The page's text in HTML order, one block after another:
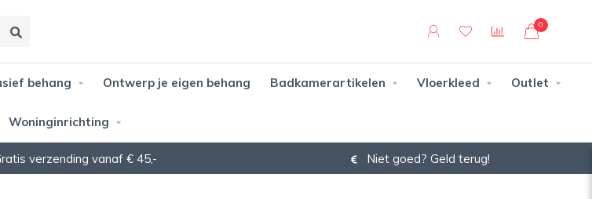
0
behang Ontwerp je eigen behang Badkamerartikelen Vloerkleed Outlet
Woninginrichting
verzending vanaf € 45,- Niet goed? Geld terug!